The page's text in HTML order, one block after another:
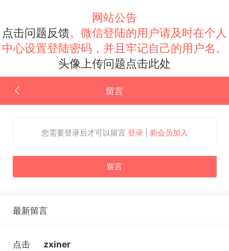
网站公告
点击问题反馈。微信登陆的用户请及时在个人
中心设置登陆密码，并且牢记自己的用户名。
头像上传问题点击此处
留言
您需要登录后才可以留言 登录| 新会员加入
留言
最新留言
点击
zxiner